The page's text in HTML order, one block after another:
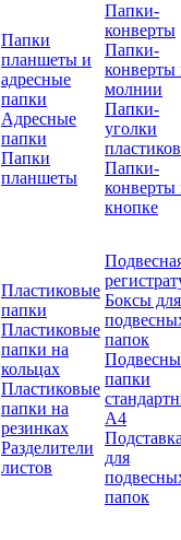
Папки
планшеты и
адресные
папки
Адресные
папки
Папки
планшеты
Папки-
конверты
Папки-
конверты
молнии
Папки-
уголки
Папки-
конверты
кнопке
Пластиковые
папки
Пластиковые
папки на
кольцах
Пластиковые
папки на
резинках
Разделители
листов
Боксы для
папок
папки
А4
для
папок